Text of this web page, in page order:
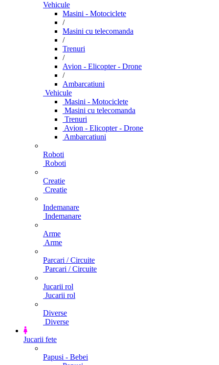
Vehicule
Masini - Motociclete
/
Masini cu telecomanda
/
Trenuri
/
Avion - Elicopter - Drone
/
Ambarcatiuni
Vehicule
Masini - Motociclete
Masini cu telecomanda
Trenuri
Avion - Elicopter - Drone
Ambarcatiuni
Roboti
Roboti
Creatie
Creatie
Indemanare
Indemanare
Arme
Arme
Parcari / Circuite
Parcari / Circuite
Jucarii rol
Jucarii rol
Diverse
Diverse
Jucarii fete
Papusi - Bebei